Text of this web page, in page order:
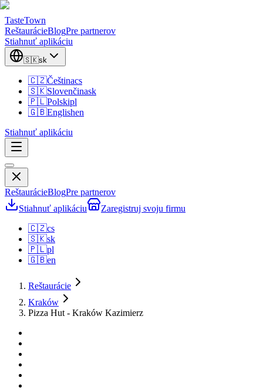
TasteTown
ReštaurácieBlogPre partnerov
Stiahnuť aplikáciu
🇸🇰sk
🇨🇿Češtinacs
🇸🇰Slovenčinask
🇵🇱Polskipl
🇬🇧Englishen
Stiahnuť aplikáciu
ReštaurácieBlogPre partnerov
Stiahnuť aplikáciu
Zaregistruj svoju firmu
🇨🇿cs
🇸🇰sk
🇵🇱pl
🇬🇧en
Reštaurácie
Kraków
Pizza Hut - Kraków Kazimierz